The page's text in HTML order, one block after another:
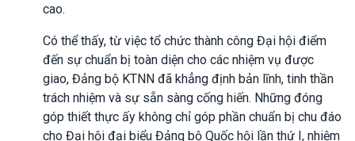
cao.
Có thể thấy, từ việc tổ chức thành công Đại hội điểm
đến sự chuẩn bị toàn diện cho các nhiệm vụ được
giao, Đảng bộ KTNN đã khẳng định bản lĩnh, tinh thần
trách nhiệm và sự sẵn sàng cống hiến. Những đóng
góp thiết thực ấy không chỉ góp phần chuẩn bị chu đáo
cho Đại hội đại biểu Đảng bộ Quốc hội lần thứ I, nhiệm